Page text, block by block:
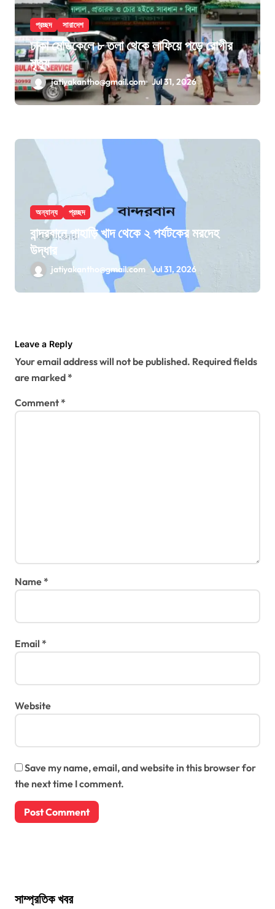
প্রচ্ছদ সারাদেশ
ঢাকা মেডিকেলে ৮ তলা থেকে লাফিয়ে পড়ে রোগীর
মৃত্যু
jatiyakantho@gmail.com Jul 31, 2026
অন্যান্য প্রচ্ছদ
বান্দরবানে পাহাড়ি খাদ থেকে ২ পর্যটকের মরদেহ
উদ্ধার
jatiyakantho@gmail.com Jul 31, 2026
Leave a Reply
Your email address will not be published. Required fields
are marked*
Comment*
Name*
Email *
Website
Save my name, email, and website in this browser for
the next time I comment.
সাম্প্রতিক খবর